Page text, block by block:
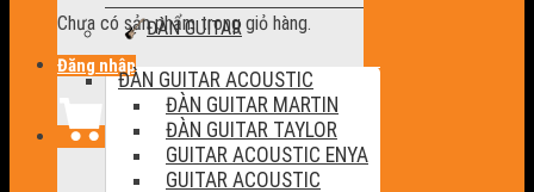
Chưa có sản phẩm trong giỏ hàng.
Đăng nhập
ĐÀN GUITAR
ĐÀN GUITAR ACOUSTIC
ĐÀN GUITAR MARTIN
ĐÀN GUITAR TAYLOR
GUITAR ACOUSTIC ENYA
GUITAR ACOUSTIC